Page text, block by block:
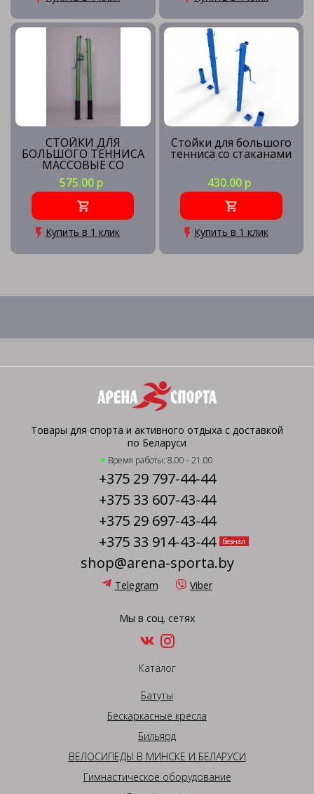
СТОЙКИ ДЛЯ
БОЛЬШОГО ТЕННИСА
МАССОВЫЕ СО
СТАКАНАМИ И
КРЫШКАМИ
575.00 р
Купить в 1 клик
Стойки для большого
тенниса со стаканами
430.00 р
Купить в 1 клик
Товары для спорта и активного отдыха с доставкой
по Беларуси
Время работы: 8.00 - 21.00
+375 29 797-44-44
+375 33 607-43-44
+375 29 697-43-44
+375 33 914-43-44
безнал
shop@arena-sporta.by
Telegram Viber
Мы в соц. сетях
Каталог
Батуты
Бескаркасные кресла
Бильярд
ВЕЛОСИПЕДЫ В МИНСКЕ И БЕЛАРУСИ
Гимнастическое оборудование